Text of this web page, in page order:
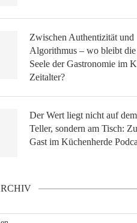
Zwischen Authentizität und
Algorithmus – wo bleibt die
Seele der Gastronomie im
Zeitalter?
Der Wert liegt nicht auf dem
Teller, sondern am Tisch: Zu
Gast im Küchenherde